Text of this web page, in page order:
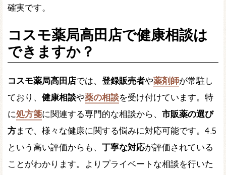
確実です。
コスモ薬局高田店で健康相談は
できますか？
コスモ薬局高田店では、 登録販売者や薬剤師が常駐し
ており、 健康相談や薬の相談を受け付けています。特
に処方箋に関連する専門的な相談から、 市販薬の選び
方まで、様々な健康に関する悩みに対応可能です。4.5
という高い評価からも、 丁寧な対応が評価されている
ことがわかります。よりプライベートな相談を行いた